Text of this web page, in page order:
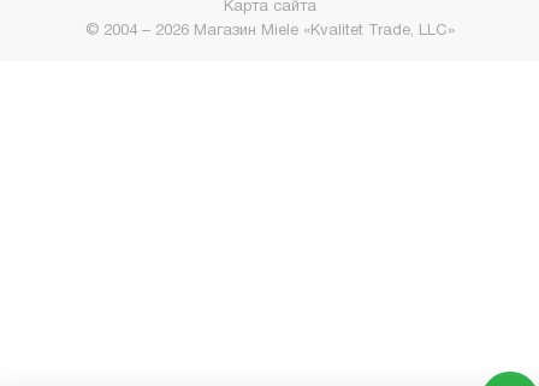
© 2004 – 2026 Магазин Miele «Kvalitet Trade, LLC»
Карта сайта